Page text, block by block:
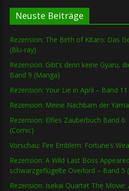
Neuste Beiträge
Rezension: The Birth of Kitaro: Das
(Blu-ray)
Rezension: Gibt’s denn keine Gyaru,
Band 9 (Manga)
Rezension: Your Lie in April – Band
Rezension: Meine Nachbarn der
Rezension: Elfies Zauberbuch Band
(Comic)
Vorschau: Fire Emblem: Fortune’s
Rezension: A Wild Last Boss
schwarzgeflügelte Overlord – Band 5
Rezension: Isekai Quartet The